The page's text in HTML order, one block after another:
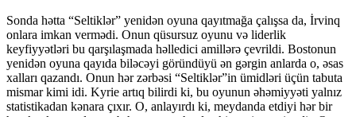
Sonda hətta “Seltiklər” yenidən oyuna qayıtmağa çalışsa da, İrvinq
onlara imkan vermədi. Onun qüsursuz oyunu və liderlik
keyfiyyətləri bu qarşılaşmada həlledici amillərə çevrildi. Bostonun
yenidən oyuna qayıda biləcəyi göründüyü ən gərgin anlarda o, əsas
xalları qazandı. Onun hər zərbəsi “Seltiklər”in ümidləri üçün tabuta
mismar kimi idi. Kyrie artıq bilirdi ki, bu oyunun əhəmiyyəti yalnız
statistikadan kənara çıxır. O, anlayırdı ki, meydanda etdiyi hər bir